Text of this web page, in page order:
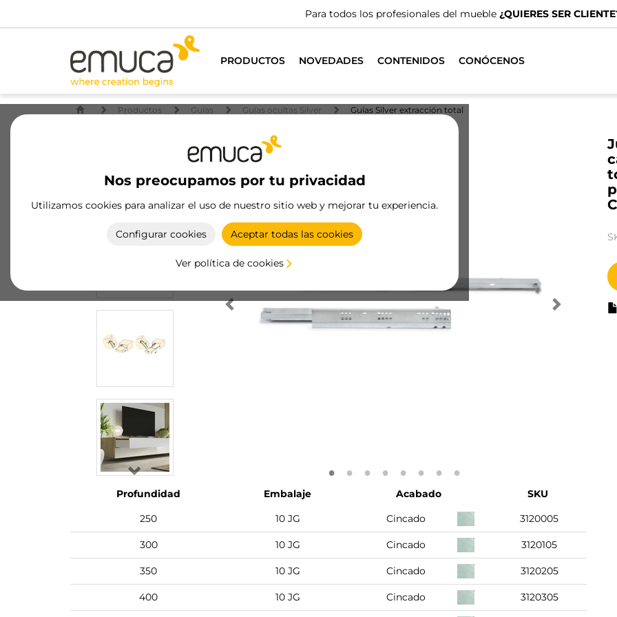
Para todos los profesionales del mueble¿QUIERES SER CLIENTE?
PRODUCTOS NOVEDADES CONTENIDOS CONÓCENOS
Nos preocupamos por tu privacidad
Utilizamos cookies para analizar el uso de nuestro sitio web y mejorar tu experiencia.
Configurar cookies Aceptar todas las cookies
Ver política de cookies
Productos Guías Guías ocultas Silver Guías Silver extracción total
Profundidad Embalaje Acabado
SKU
250
10 JG Cincado 3120005
300 10 JG Cincado 3120105
350 10 JG Cincado 3120205
400 10 JG Cincado 3120305